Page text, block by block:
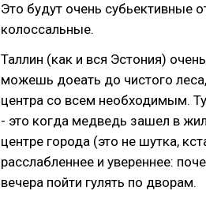
Это будут очень субьективные
колоссальные.
Таллин (как и вся Эстония)
можешь доеать до чистого
центра со всем необходимым.
- это когда медведь зашел в
центре города (это не шутка,
расслабленнее и увереннее:
вечера пойти гулять по дворам.